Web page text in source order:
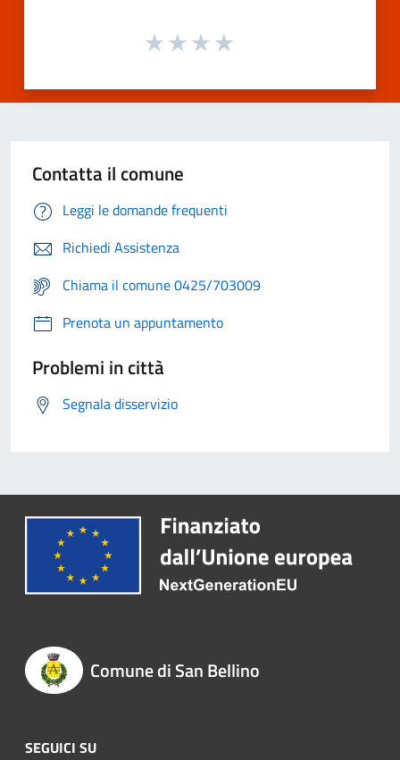
Contatta il comune
Leggi le domande frequenti
Richiedi Assistenza
Chiama il comune 0425/703009
Prenota un appuntamento
Problemi in città
Segnala disservizio
Comune di San Bellino
SEGUICI SU